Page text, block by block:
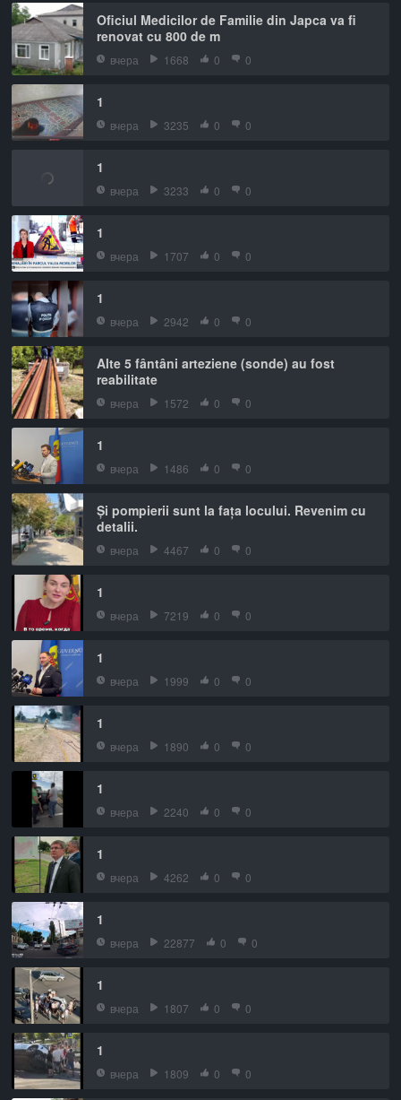
Oficiul Medicilor de Familie din Japca va fi
renovat cu 800 de m
вчера 1668 0 0
1
вчера 3235 0 0
1
вчера 3233 0 0
1
вчера 1707 0 0
1
вчера 2942 0 0
Alte 5 fântâni arteziene (sonde) au fost
reabilitate
вчера 1572 0 0
1
вчера 1486 0 0
Și pompierii sunt la fața locului. Revenim cu
detalii.
вчера 4467 0 0
1
вчера 7219 0 0
1
вчера 1999 0 0
1
вчера 1890 0 0
1
вчера 2240 0 0
1
вчера 4262 0 0
1
вчера 22877 0 0
1
вчера 1807 0 0
1
вчера 1809 0 0